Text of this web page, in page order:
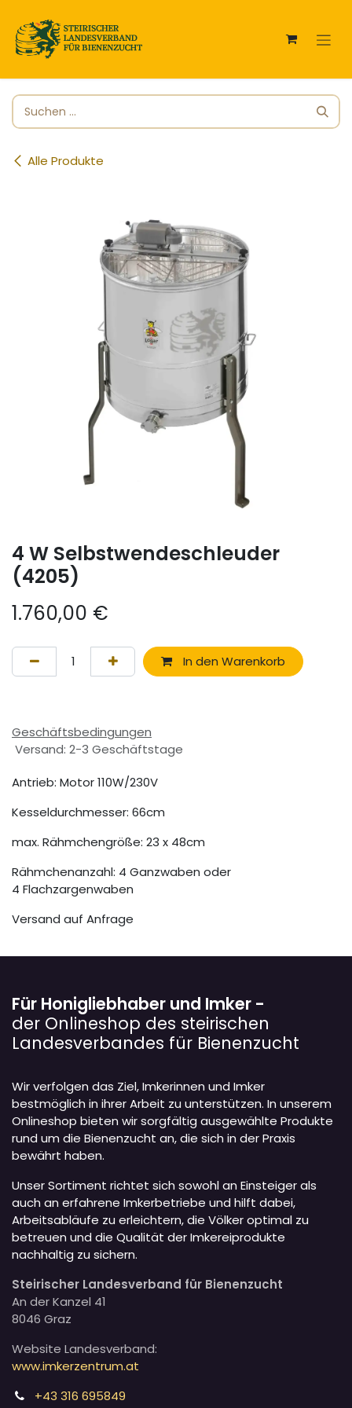
Alle Produkte
4 W Selbstwendeschleuder
(4205)
1.760,00 €
In den Warenkorb
Geschäftsbedingungen
Versand: 2-3 Geschäftstage
Antrieb: Motor 110W/230V
Kesseldurchmesser: 66cm
max. Rähmchengröße: 23 x 48cm
Rähmchenanzahl: 4 Ganzwaben oder
4 Flachzargenwaben
Versand auf Anfrage
Für Honigliebhaber und Imker -
der Onlineshop des steirischen
Landesverbandes für Bienenzucht
Wir verfolgen das Ziel, Imkerinnen und Imker
bestmöglich in ihrer Arbeit zu unterstützen. In unserem
Onlineshop bieten wir sorgfältig ausgewählte Produkte
rund um die Bienenzucht an, die sich in der Praxis
bewährt haben.
Unser Sortiment richtet sich sowohl an Einsteiger als
auch an erfahrene Imkerbetriebe und hilft dabei,
Arbeitsabläufe zu erleichtern, die Völker optimal zu
betreuen und die Qualität der Imkereiprodukte
nachhaltig zu sichern.
Steirischer Landesverband für Bienenzucht
An der Kanzel 41
8046 Graz
Website Landesverband:
www.imkerzentrum.at
+43 316 695849